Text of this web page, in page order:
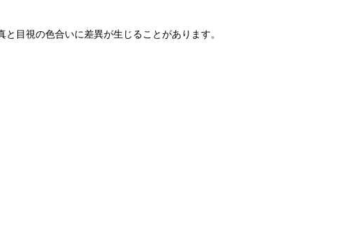
目視の色合いに差異が生じることがあります。